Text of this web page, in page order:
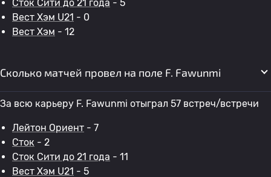
Сток Сити до 21 года - 5
Вест Хэм U21 - 0
Вест Хэм - 12
Сколько матчей провел на поле F. Fawunmi
За всю карьеру F. Fawunmi отыграл 57 встреч/встречи
Лейтон Ориент - 7
Сток - 2
Сток Сити до 21 года - 11
Вест Хэм U21 - 5